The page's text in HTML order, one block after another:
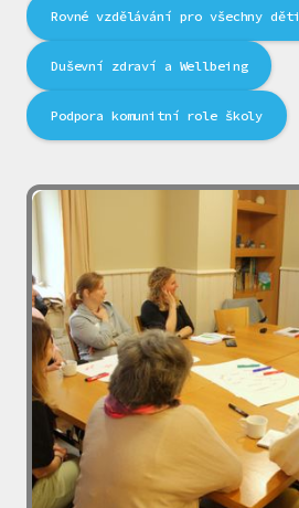
Rovné vzdělávání pro všechny děti
Duševní zdraví a Wellbeing
Podpora komunitní role školy